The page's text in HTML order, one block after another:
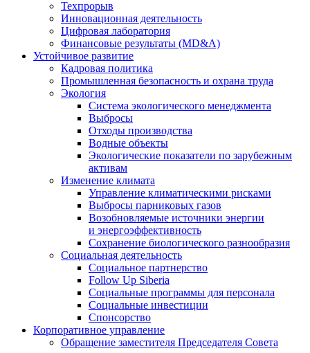
Техпрорыв
Инновационная деятельность
Цифровая лаборатория
Финансовые результаты (MD&A)
Устойчивое развитие
Кадровая политика
Промышленная безопасность и охрана труда
Экология
Система экологического менеджмента
Выбросы
Отходы производства
Водные объекты
Экологические показатели по зарубежным
активам
Изменение климата
Управление климатическими рисками
Выбросы парниковых газов
Возобновляемые источники энергии
и энергоэффективность
Сохранение биологического разнообразия
Социальная деятельность
Социальное партнерство
Follow Up Siberia
Социальные программы для персонала
Социальные инвестиции
Спонсорство
Корпоративное управление
Обращение заместителя Председателя Совета